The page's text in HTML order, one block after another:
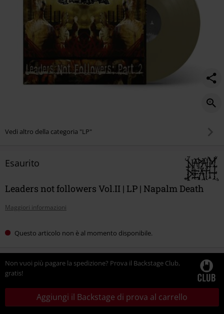
Vedi altro della categoria "LP"
Esaurito
Leaders not followers Vol.II | LP | Napalm Death
Maggiori informazioni
Questo articolo non è al momento disponibile.
Non vuoi più pagare la spedizione? Prova il Backstage Club,
gratis!
Aggiungi il Backstage di prova al carrello